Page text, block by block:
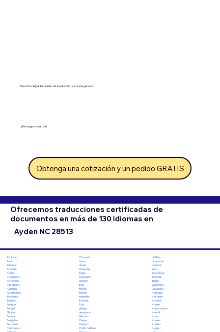
Nuestro departamento de traducción está asegurado.
¡Sin cargos ocultos!
Obtenga una cotización y un pedido GRATIS
Ofrecemos traducciones certificadas de
documentos en más de 130 idiomas en
Ayden NC 28513
Afrikaans
Akan
Albanian
Amharic
Arabic
Aragonese
Armenian
Assamese
Aymara
Azerbaijani
Bambara
Bashkir
Basque
Bengali
Bhojpuri
Bosnian
Bulgarian
Burmese
Cantonese
Chuvashi
checo
danés
Holandés
Inglés
esperanto
estonio
Ewe
feroés
fiyiano
finlandés
Francés
Fula
gallego
georgiano
Alemán
Griego
Gujarati
Criollo haitiano
Hiri Motu
Hungarian
Icelandic
Igbo
Indonesian
Inuktitut
Italian
Japanese
Javanese
Kannada
Kashmiri
Kazakh
Khmer
Kinyarwanda
Kirundi
Komi
Korean
Kurdish
Kyrgyz